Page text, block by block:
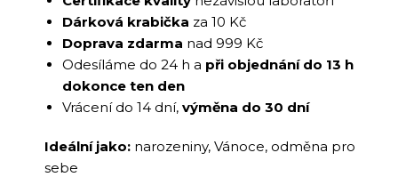
Dárková krabička za 10 Kč
Doprava zdarma nad 999 Kč
Odesíláme do 24 h a při objednání do 13 h
dokonce ten den
Vrácení do 14 dní, výměna do 30 dní
Ideální jako: narozeniny, Vánoce, odměna pro
sebe